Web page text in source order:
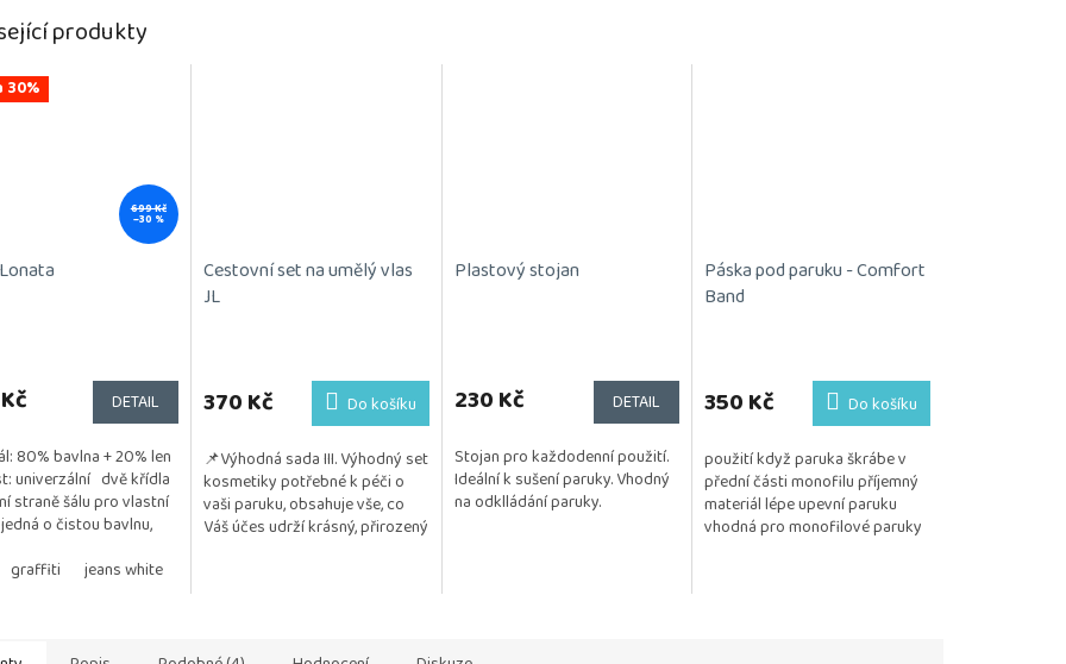
produkty
30%
699 Kč
–30 %
DETAIL
80% bavlna + 20% len
univerzální dvě křídla
straně šálu pro vlastní
o čistou bavlnu,
graffiti jeans white
Cestovní set na umělý vlas
JL
produktu
je
z
5
hvězdiček.
370 Kč Do košíku
📌Výhodná sada III. Výhodný set
kosmetiky potřebné k péči o
vaši paruku, obsahuje vše, co
Váš účes udrží krásný, přirozený
Plastový stojan
230 Kč DETAIL
Stojan pro každodenní použití.
Ideální k sušení paruky. Vhodný
na odklládání paruky.
Páska pod paruku - Comfort
Band
350 Kč Do košíku
použití když paruka škrábe v
přední části monofilu příjemný
materiál lépe upevní paruku
vhodná pro monofilové paruky